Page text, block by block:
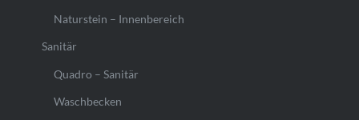
Naturstein – Innenbereich
Sanitär
Quadro – Sanitär
Waschbecken